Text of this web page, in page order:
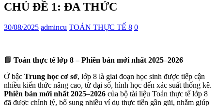
CHỦ ĐỀ 1: ĐA THỨC
30/08/2025 admincu TOÁN THỰC TẾ 8 0
📘 Toán thực tế lớp 8 – Phiên bản mới nhất 2025–2026
Ở bậc Trung học cơ sở, lớp 8 là giai đoạn học sinh được tiếp cận
nhiều kiến thức nâng cao, từ đại số, hình học đến xác suất thống kê.
Phiên bản mới nhất 2025–2026 của bộ tài liệu Toán thực tế lớp 8
đã được chỉnh lý, bổ sung nhiều ví dụ thực tiễn gần gũi, nhằm giúp